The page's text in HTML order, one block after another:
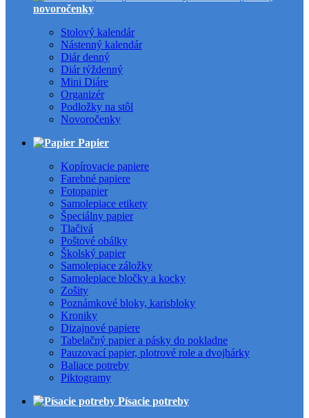
novoročenky
Stolový kalendár
Nástenný kalendár
Diár denný
Diár týždenný
Mini Diáre
Organizér
Podložky na stôl
Novoročenky
Papier
Kopírovacie papiere
Farebné papiere
Fotopapier
Samolepiace etikety
Špeciálny papier
Tlačivá
Poštové obálky
Školský papier
Samolepiace záložky
Samolepiace bločky a kocky
Zošity
Poznámkové bloky, karisbloky
Kroniky
Dizajnové papiere
Tabelačný papier a pásky do pokladne
Pauzovací papier, plotrové role a dvojhárky
Baliace potreby
Piktogramy
Písacie potreby